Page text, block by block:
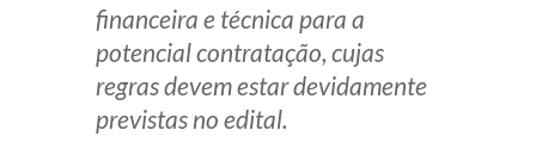
financeira e técnica para a
potencial contratação, cujas
regras devem estar devidamente
previstas no edital.